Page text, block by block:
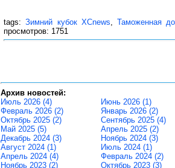
tags:Зимний кубок XCnews
Таможенная
просмотров: 1751
Архив новостей:
Июль 2026 (4)
Февраль 2026 (2)
Октябрь 2025 (2)
Май 2025 (5)
Декабрь 2024 (3)
Август 2024 (1)
Апрель 2024 (4)
Ноябрь 2023 (2)
Июнь 2026 (1)
Январь 2026 (2)
Сентябрь 2025 (4)
Апрель 2025 (2)
Ноябрь 2024 (3)
Июль 2024 (1)
Февраль 2024 (2)
Октябрь 2023 (3)